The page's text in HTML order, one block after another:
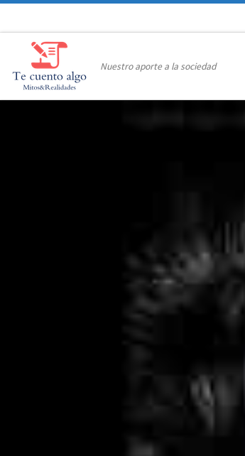
Nuestro aporte a la sociedad